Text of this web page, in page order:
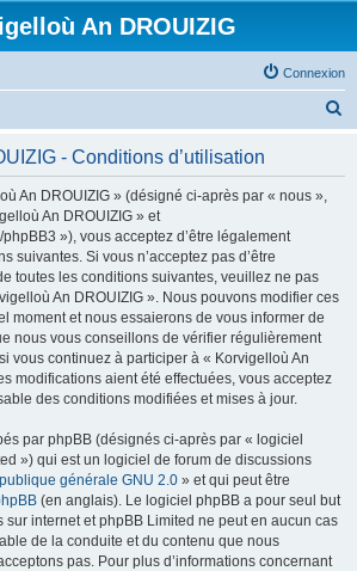
An DROUIZIG
Connexion
- Conditions d’utilisation
An DROUIZIG » (désigné ci-après par « nous »,
An DROUIZIG » et
»), vous acceptez d’être légalement
suivantes. Si vous n’acceptez pas d’être
toutes les conditions suivantes, veuillez ne pas
An DROUIZIG ». Nous pouvons modifier ces
moment et nous essaierons de vous informer de
nous vous conseillons de vérifier régulièrement
vous continuez à participer à « Korvigelloù An
modifications aient été effectuées, vous acceptez
des conditions modifiées et mises à jour.
par phpBB (désignés ci-après par « logiciel
») qui est un logiciel de forum de discussions
générale GNU 2.0 » et qui peut être
(en anglais). Le logiciel phpBB a pour seul but
sur internet et phpBB Limited ne peut en aucun cas
de la conduite et du contenu que nous
pas. Pour plus d’informations concernant